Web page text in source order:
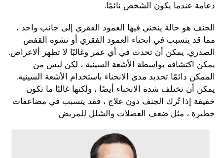
دعامة عندما يكون الشخص نائمًا.
الجنف هو حالة ينحني فيها العمود الفقري إلى جانب واحد ،
مما قد يتسبب في انحناء العمود الفقري أو تشوه القفص
الصدري. يمكن أن تحدث في أي عمر وغالبًا لا تظهر ألاعراض.
يمكن اكتشافه بواسطة الأشعة السينية ، لكن ليس من
الممكن دائمًا تحديد مدى الانحناء باستخدام الأشعة السينية.
يمكن أن تختلف شدة الانحناء أيضًا ، ولكنها غالبًا ما تكون
خفيفة إذا تُرك الجنف دون علاج ، فقد يتسبب في مضاعفات
خطيرة ، مثل ضعف العضلات والشلل للمريض